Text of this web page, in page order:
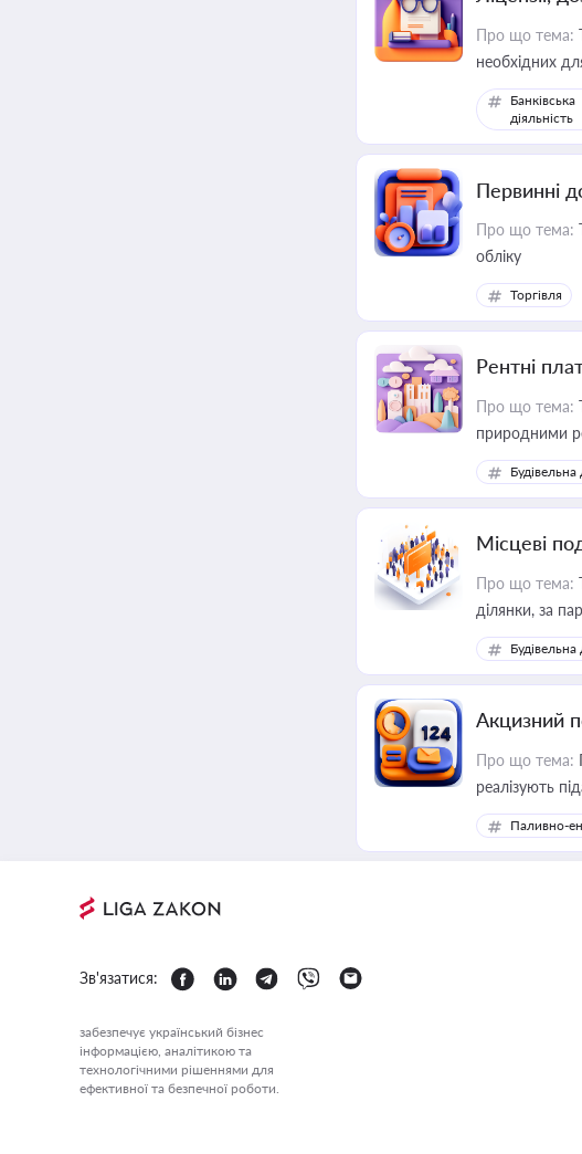
Про що тема:
необхідних
Банківська
діяльність
Первинні
Про що тема:
обліку
Торгівля
Рентні
Про що тема:
природними
Будівельна
Місцеві
Про що тема:
Будівельна
Акцизний
Про що тема:
реалізують
Паливно-
Зв'язатися:
забезпечує український бізнес
інформацією, аналітикою та
технологічними рішеннями для
ефективної та безпечної роботи.